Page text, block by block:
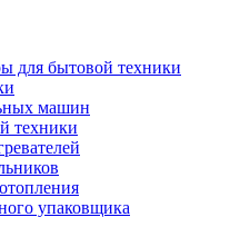
для бытовой техники
машин
техники
упаковщика